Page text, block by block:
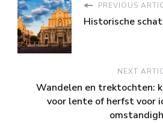
PREVIOUS
Historische
NEXT
Wandelen en trektochten:
voor lente of herfst voor